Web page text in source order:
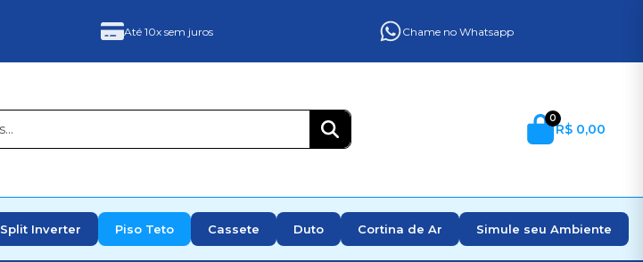
Até 10x sem juros Chame no Whatsapp
0
R$ 0,00
Split Inverter Piso Teto Cassete Duto Cortina de Ar Simule seu Ambiente